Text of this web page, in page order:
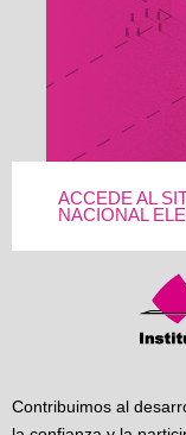
ACCEDE AL
NACIONAL
Contribuimos al